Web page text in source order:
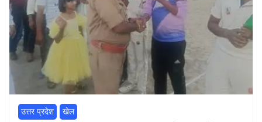
उत्तर प्रदेश खेल